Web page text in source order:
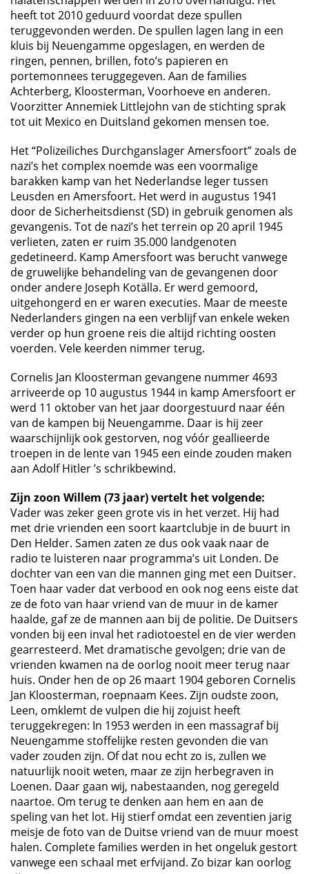
heeft tot 2010 geduurd voordat deze spullen
teruggevonden werden. De spullen lagen lang in een
kluis bij Neuengamme opgeslagen, en werden de
ringen, pennen, brillen, foto’s papieren en
portemonnees teruggegeven. Aan de families
Achterberg, Kloosterman, Voorhoeve en anderen.
Voorzitter Annemiek Littlejohn van de stichting sprak
tot uit Mexico en Duitsland gekomen mensen toe.
Het “Polizeiliches Durchganslager Amersfoort” zoals de
nazi’s het complex noemde was een voormalige
barakken kamp van het Nederlandse leger tussen
Leusden en Amersfoort. Het werd in augustus 1941
door de Sicherheitsdienst (SD) in gebruik genomen als
gevangenis. Tot de nazi’s het terrein op 20 april 1945
verlieten, zaten er ruim 35.000 landgenoten
gedetineerd. Kamp Amersfoort was berucht vanwege
de gruwelijke behandeling van de gevangenen door
onder andere Joseph Kotälla. Er werd gemoord,
uitgehongerd en er waren executies. Maar de meeste
Nederlanders gingen na een verblijf van enkele weken
verder op hun groene reis die altijd richting oosten
voerden. Vele keerden nimmer terug.
Cornelis Jan Kloosterman gevangene nummer 4693
arriveerde op 10 augustus 1944 in kamp Amersfoort er
werd 11 oktober van het jaar doorgestuurd naar één
van de kampen bij Neuengamme. Daar is hij zeer
waarschijnlijk ook gestorven, nog vóór geallieerde
troepen in de lente van 1945 een einde zouden maken
aan Adolf Hitler ’s schrikbewind.
Zijn zoon Willem (73 jaar) vertelt het volgende:
Vader was zeker geen grote vis in het verzet. Hij had
met drie vrienden een soort kaartclubje in de buurt in
Den Helder. Samen zaten ze dus ook vaak naar de
radio te luisteren naar programma’s uit Londen. De
dochter van een van die mannen ging met een Duitser.
Toen haar vader dat verbood en ook nog eens eiste dat
ze de foto van haar vriend van de muur in de kamer
haalde, gaf ze de mannen aan bij de politie. De Duitsers
vonden bij een inval het radiotoestel en de vier werden
gearresteerd. Met dramatische gevolgen; drie van de
vrienden kwamen na de oorlog nooit meer terug naar
huis. Onder hen de op 26 maart 1904 geboren Cornelis
Jan Kloosterman, roepnaam Kees. Zijn oudste zoon,
Leen, omklemt de vulpen die hij zojuist heeft
teruggekregen: In 1953 werden in een massagraf bij
Neuengamme stoffelijke resten gevonden die van
vader zouden zijn. Of dat nou echt zo is, zullen we
natuurlijk nooit weten, maar ze zijn herbegraven in
Loenen. Daar gaan wij, nabestaanden, nog geregeld
naartoe. Om terug te denken aan hem en aan de
speling van het lot. Hij stierf omdat een zeventien jarig
meisje de foto van de Duitse vriend van de muur moest
halen. Complete families werden in het ongeluk gestort
vanwege een schaal met erfvijand. Zo bizar kan oorlog